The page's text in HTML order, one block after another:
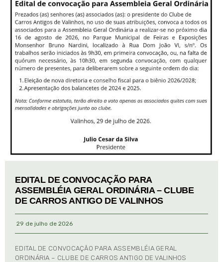
EDITAL DE CONVOCAÇÃO PARA
ASSEMBLÉIA GERAL ORDINÁRIA – CLUBE
DE CARROS ANTIGO DE VALINHOS
29 de julho de 2026
EDITAL DE CONVOCAÇÃO PARA ASSEMBLÉIA GERAL
ORDINÁRIA – CLUBE DE CARROS ANTIGO DE VALINHOS